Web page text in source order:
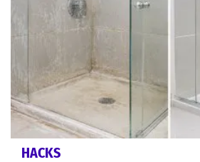
HACKS